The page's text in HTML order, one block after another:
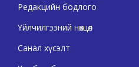
Редакцийн бодлого
Үйлчилгээний нөхцөл
Санал хүсэлт